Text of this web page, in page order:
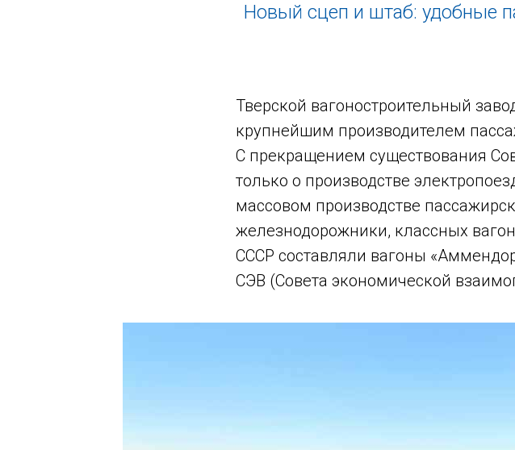
Новый сцеп и штаб: удобные
Тверской вагоностроительный
крупнейшим производителем
С прекращением существования
только о производстве
массовом производстве
железнодорожники, классных
СССР составляли вагоны
СЭВ (Совета экономической